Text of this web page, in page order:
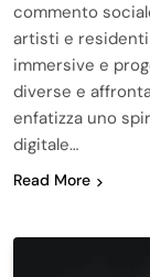
commento
artisti e residenti
immersive e
diverse e
enfatizza uno
digitale…
Read More